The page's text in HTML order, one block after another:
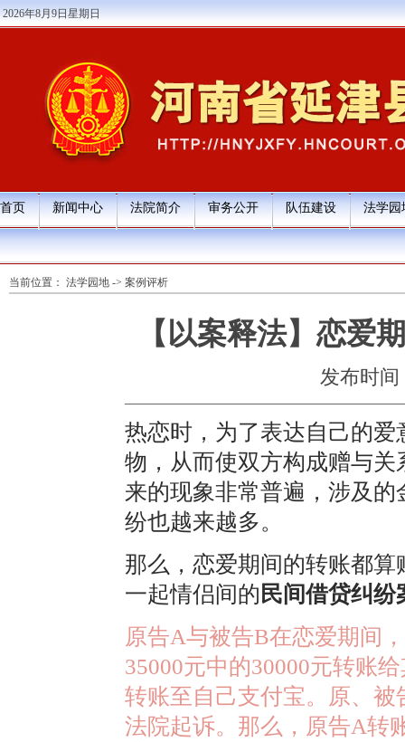
2026年8月9日星期日
首页 新闻中心 法院简介 审务公开 队伍建设 法学园
当前位置： 法学园地 -> 案例评析
【以案释法】恋爱
发布时间
热恋时，为了表达自己的
物，从而使双方构成赠与
来的现象非常普遍，涉及
纷也越来越多。
那么，恋爱期间的转账都
一起情侣间的 民间借贷纠纷
原告A与被告B在恋爱期间
35000元中的30000元转账
转账至自己支付宝。原、
法院起诉。 那么，原告A转